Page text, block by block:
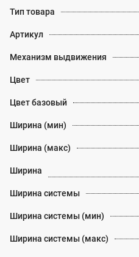
Тип товара
Артикул
Механизм выдвижения
Цвет
Цвет базовый
Ширина (мин)
Ширина (макс)
Ширина
Ширина системы
Ширина системы (мин)
Ширина системы (макс)